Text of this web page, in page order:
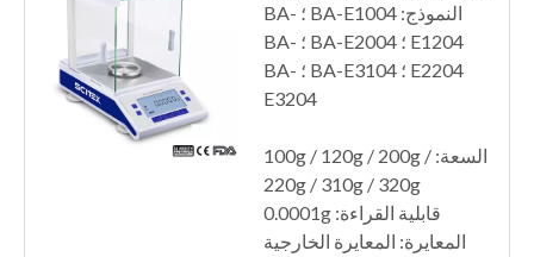
النموذج: BA-E1004 ؛ BA-
E1204 ؛ BA-E2004 ؛ BA-
E2204 ؛ BA-E3104 ؛ BA-
E3204
السعة: 100g / 120g / 200g /
220g / 310g / 320g
قابلية القراءة: 0.0001g
المعايرة: المعايرة الخارجية